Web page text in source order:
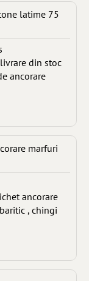
latime 75
din stoc
ancorare
marfuri
ancorare
, chingi